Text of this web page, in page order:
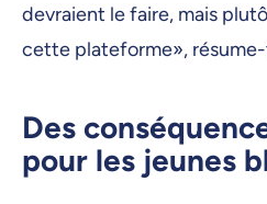
devraient le faire, mais
cette plateforme»,
Des
pour les jeunes